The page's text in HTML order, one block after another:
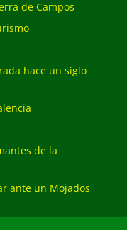
de Campos
hace un siglo
de la
ante un Mojados